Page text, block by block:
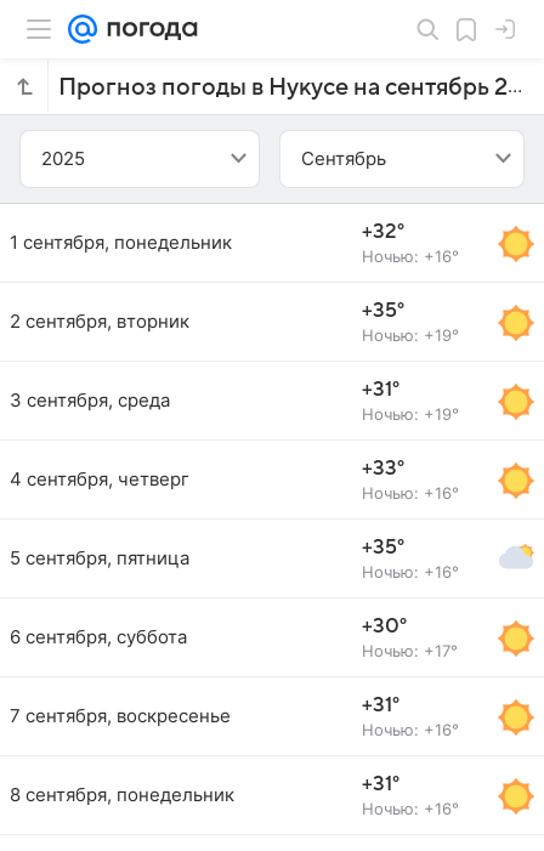
Прогноз погоды в Нукусе на сентябрь 2025 года
2025 Сентябрь
1 сентября, понедельник +32°
Ночью: +16°
2 сентября, вторник +35°
Ночью: +19°
3 сентября, среда +31°
Ночью: +19°
4 сентября, четверг +33°
Ночью: +16°
5 сентября, пятница +35°
Ночью: +16°
6 сентября, суббота +30°
Ночью: +17°
7 сентября, воскресенье +31°
Ночью: +16°
8 сентября, понедельник +31°
Ночью: +16°